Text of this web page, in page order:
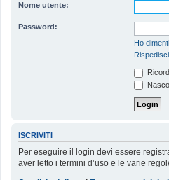
Nome utente:
Password:
Ho
ISCRIVITI
Per eseguire il login devi essere
aver letto i termini d’uso e le varie